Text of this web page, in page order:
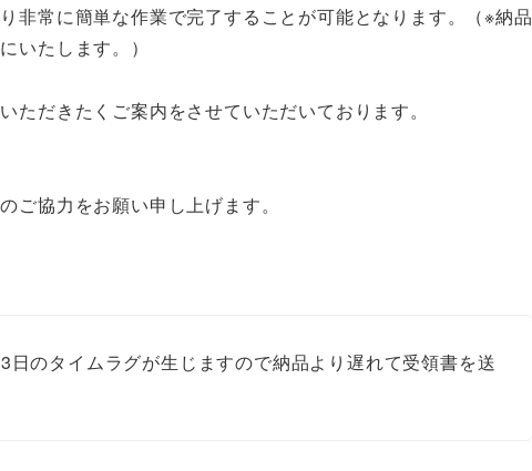
常に簡単な作業で完了することが可能となります。
（※納品
いたします。）
だきたくご案内をさせていただいております。
ご協力をお願い申し上げます。
のタイムラグが生じますので納品より遅れて受領書を送